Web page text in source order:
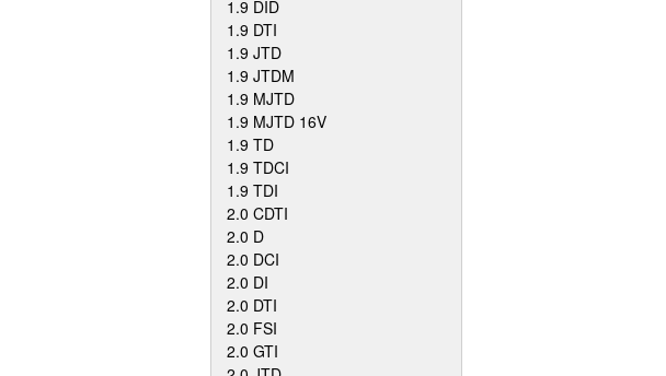
1.9 DID
1.9 DTI
1.9 JTD
1.9 JTDM
1.9 MJTD
1.9 MJTD 16V
1.9 TD
1.9 TDCI
1.9 TDI
2.0 CDTI
2.0 D
2.0 DCI
2.0 DI
2.0 DTI
2.0 FSI
2.0 GTI